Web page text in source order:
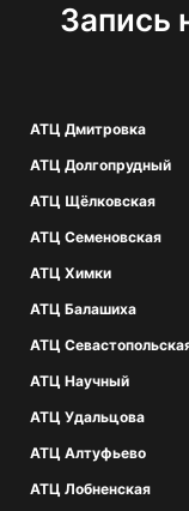
Запись
АТЦ Дмитровка
АТЦ Долгопрудный
АТЦ Щёлковская
АТЦ Семеновская
АТЦ Химки
АТЦ Балашиха
АТЦ
АТЦ Научный
АТЦ Удальцова
АТЦ Алтуфьево
АТЦ Лобненская